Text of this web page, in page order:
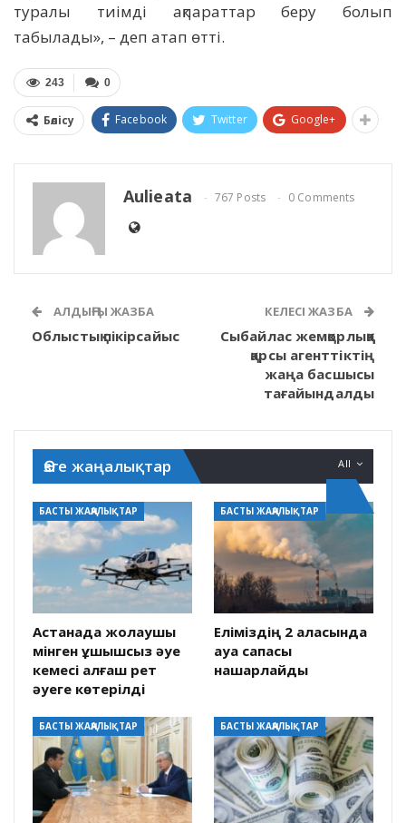
туралы тиімді ақпараттар беру болып
табылады», – деп атап өтті.
0
243
Бөлісу Facebook Twitter Google+
Aulieata 767 Posts 0 Comments
АЛДЫҢҒЫ ЖАЗБА
Облыстық пікірсайыс
КЕЛЕСІ ЖАЗБА
Сыбайлас жемқорлыққа
қарсы агенттіктің
жаңа басшысы
тағайындалды
All
Өзге жаңалықтар
БАСТЫ ЖАҢАЛЫҚТАР
Астанада жолаушы
мінген ұшқышсыз әуе
кемесі алғаш рет
әуеге көтерілді
БАСТЫ ЖАҢАЛЫҚТАР
Еліміздің 2 қаласында
ауа сапасы
нашарлайды
БАСТЫ ЖАҢАЛЫҚТАР БАСТЫ ЖАҢАЛЫҚТАР